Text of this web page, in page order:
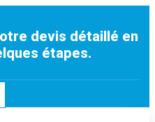
devis détaillé en
étapes.